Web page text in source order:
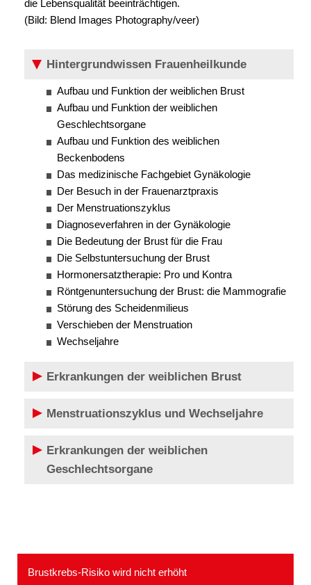
die Lebensqualität beeinträchtigen.
(Bild: Blend Images Photography/veer)
Hintergrundwissen Frauenheilkunde
Aufbau und Funktion der weiblichen Brust
Aufbau und Funktion der weiblichen
Geschlechtsorgane
Aufbau und Funktion des weiblichen
Beckenbodens
Das medizinische Fachgebiet Gynäkologie
Der Besuch in der Frauenarztpraxis
Der Menstruationszyklus
Diagnoseverfahren in der Gynäkologie
Die Bedeutung der Brust für die Frau
Die Selbstuntersuchung der Brust
Hormonersatztherapie: Pro und Kontra
Röntgenuntersuchung der Brust: die Mammografie
Störung des Scheidenmilieus
Verschieben der Menstruation
Wechseljahre
Erkrankungen der weiblichen Brust
Menstruationszyklus und Wechseljahre
Erkrankungen der weiblichen
Geschlechtsorgane
Brustkrebs-Risiko wird nicht erhöht